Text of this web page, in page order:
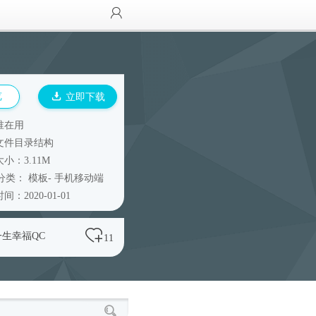
立即下载
在用
件目录结构
小：3.11M
类： 模板- 手机移动端
间：2020-01-01
生幸福QC 11